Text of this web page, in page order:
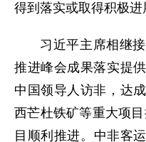
得到落实或取得积极进
习近平主席相继
推进峰会成果落实提
中国领导人访非，达
西芒杜铁矿等重大项
目顺利推进。中非客